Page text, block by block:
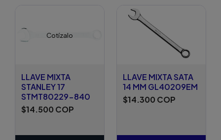
Cotízalo
LLAVE MIXTA
STANLEY 17
STMT80229-840
$14.500 COP
LLAVE MIXTA SATA
14 MM GL40209EM
$14.300 COP